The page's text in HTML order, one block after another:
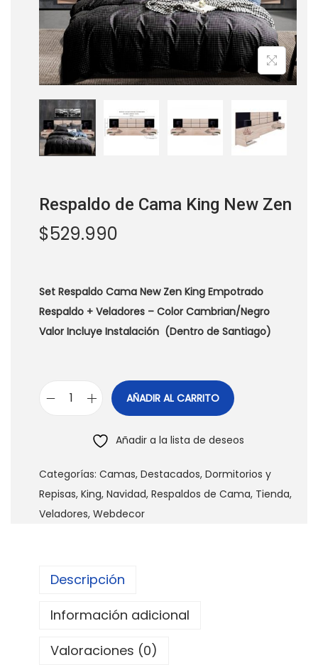
a
c
i
ó
n
i
d
o
Respaldo de Cama King New Zen
$529.990
Set Respaldo Cama New Zen King Empotrado
Respaldo + Veladores – Color Cambrian/Negro
Valor Incluye Instalación (Dentro de Santiago)
e
m
AÑADIR AL CARRITO
Añadir a la lista de deseos
Categorías: Camas, Destacados, Dormitorios y
Repisas, King, Navidad, Respaldos de Cama, Tienda,
Veladores, Webdecor
Descripción
Información adicional
Valoraciones (0)